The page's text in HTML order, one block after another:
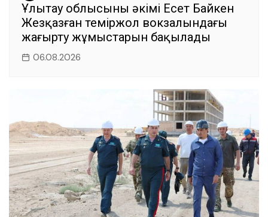
Ұлытау облысының әкімі Есет Байкен
Жезқазған теміржол вокзалындағы
жаңғырту жұмыстарын бақылады
06.08.2026